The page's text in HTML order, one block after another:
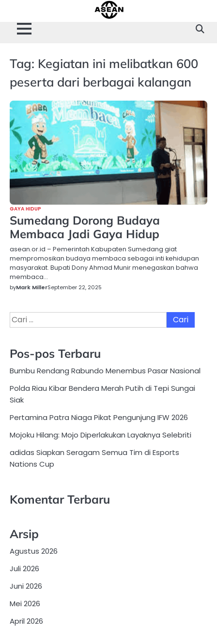
content
Tag: Kegiatan ini melibatkan 600
peserta dari berbagai kalangan
GAYA HIDUP
Sumedang Dorong Budaya
Membaca Jadi Gaya Hidup
asean.or.id – Pemerintah Kabupaten Sumedang giat
mempromosikan budaya membaca sebagai inti kehidupan
masyarakat. Bupati Dony Ahmad Munir menegaskan bahwa
membaca…
byMark MillerSeptember 22, 2025
Cari
untuk:
Pos-pos Terbaru
Bumbu Rendang Rabundo Menembus Pasar Nasional
Polda Riau Kibar Bendera Merah Putih di Tepi Sungai
Siak
Pertamina Patra Niaga Pikat Pengunjung IFW 2026
Mojoku Hilang: Mojo Diperlakukan Layaknya Selebriti
adidas Siapkan Seragam Semua Tim di Esports
Nations Cup
Komentar Terbaru
Arsip
Agustus 2026
Juli 2026
Juni 2026
Mei 2026
April 2026